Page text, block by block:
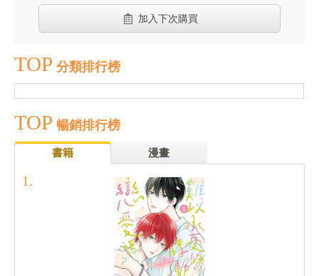
加入下次購買
TOP 分類排行榜
TOP 暢銷排行榜
書籍 漫畫